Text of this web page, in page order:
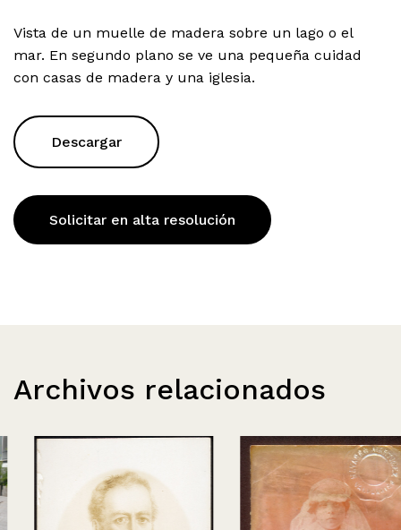
Vista de un muelle de madera sobre un lago o el
mar. En segundo plano se ve una pequeña cuidad
con casas de madera y una iglesia.
Descargar
Solicitar en alta resolución
Archivos relacionados